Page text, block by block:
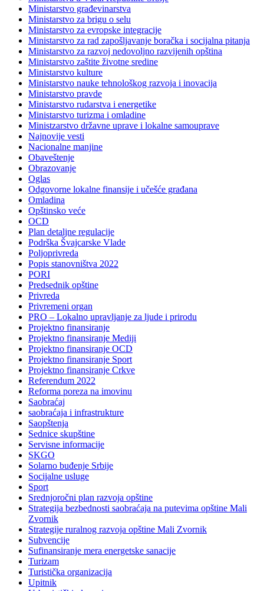
Ministarstvo građevinarstva
Ministarstvo za brigu o selu
Ministarstvo za evropske integracije
Ministarstvo za rad zapošljavanje boračka i socijalna pitanja
Ministarstvo za razvoj nedovoljno razvijenih opština
Ministarstvo zaštite životne sredine
Ministarstvo kulture
Ministarstvo nauke tehnološkog razvoja i inovacija
Ministarstvo pravde
Ministarstvo rudarstva i energetike
Ministarstvo turizma i omladine
Ministzarstvo državne uprave i lokalne samouprave
Najnovije vesti
Nacionalne manjine
Obaveštenje
Obrazovanje
Oglas
Odgovorne lokalne finansije i učešće građana
Omladina
Opštinsko veće
OCD
Plan detaljne regulacije
Podrška Švajcarske Vlade
Poljoprivreda
Popis stanovništva 2022
PORI
Predsednik opštine
Privreda
Privremeni organ
PRO – Lokalno upravljanje za ljude i prirodu
Projektno finansiranje
Projektno finansiranje Mediji
Projektno finansiranje OCD
Projektno finansiranje Sport
Projektno finansiranje Crkve
Referendum 2022
Reforma poreza na imovinu
Saobraćaj
saobraćaja i infrastrukture
Saopštenja
Sednice skupštine
Servisne informacije
SKGO
Solarno buđenje Srbije
Socijalne usluge
Sport
Srednjoročni plan razvoja opštine
Strategija bezbednosti saobraćaja na putevima opštine Mali
Zvornik
Strategije ruralnog razvoja opštine Mali Zvornik
Subvencije
Sufinansiranje mera energetske sanacije
Turizam
Turistička organizacija
Upitnik